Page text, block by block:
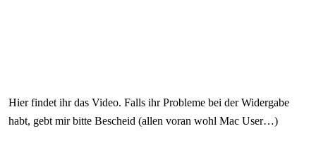
Hier findet ihr das Video. Falls ihr Probleme bei der Widergabe
habt, gebt mir bitte Bescheid (allen voran wohl Mac User…)